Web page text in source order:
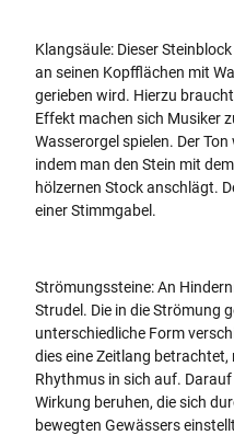
Klangsäule: Dieser
an seinen Kopfflächen mit
gerieben wird. Hierzu
Effekt machen sich Musiker
Wasserorgel spielen. Der
indem man den Stein mit
hölzernen Stock anschlägt.
einer Stimmgabel.
Strömungssteine: An
Strudel. Die in die Strömung
unterschiedliche Form
dies eine Zeitlang
Rhythmus in sich auf.
Wirkung beruhen, die sich
bewegten Gewässers